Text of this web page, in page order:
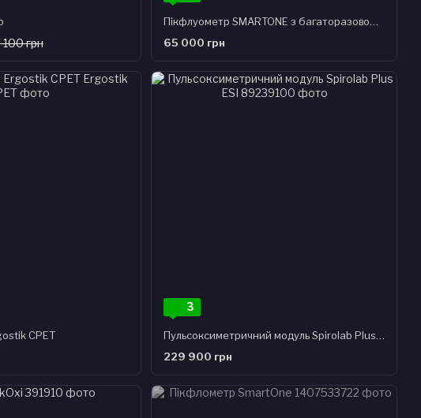
100 грн
Пікфлуометр SMARTONE з багаторазовою турбіною та мундштуком
65 000 грн
CPET
3
Пульсоксиметричний модуль Spirolab Plus ESI
229 900 грн